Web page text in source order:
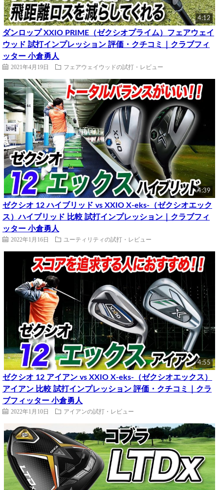
4:12
ダンロップ XXIO PRIME（ゼクシオプライム）フェアウェイ
ウッド 試打インプレッション 評価・クチコミ｜クラブフィ
ッター 小倉勇人
2021年4月19日 フェアウェイウッドの試打・レビュー
4:39
ゼクシオ 12 ハイブリッド vs XXIO X-eks-（ゼクシオエック
ス）ハイブリッド 比較 試打インプレッション｜クラブフィ
ッター 小倉勇人
2022年1月16日 ユーティリティの試打・レビュー
4:55
ゼクシオ 12 アイアン vs XXIO X-eks-（ゼクシオエックス）
アイアン 比較 試打インプレッション 評価・クチコミ｜クラ
ブフィッター 小倉勇人
2022年1月10日 アイアンの試打・レビュー